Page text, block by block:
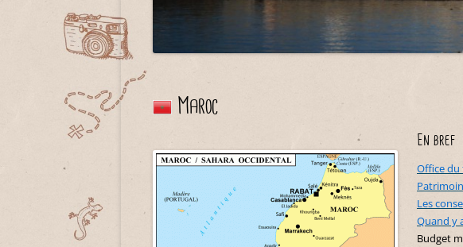
Maroc
En bref
Office
Les
Quand y
Budget